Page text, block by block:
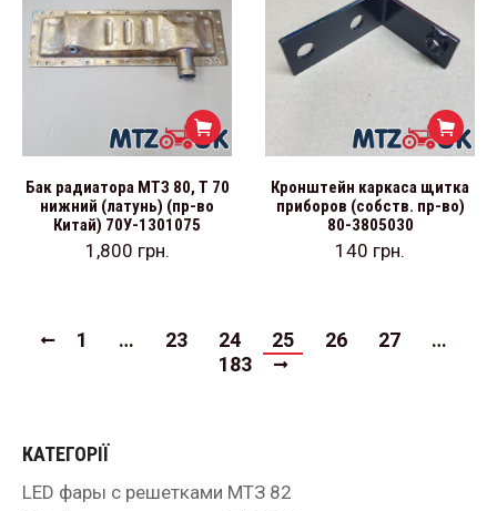
Бак радиатора МТЗ 80, Т 70
нижний (латунь) (пр-во
Китай) 70У-1301075
1,800 грн.
Кронштейн каркаса щитка
приборов (собств. пр-во)
80-3805030
140 грн.
1 … 23 24 25 26 27
…
183
КАТЕГОРІЇ
LED фары с решетками МТЗ 82